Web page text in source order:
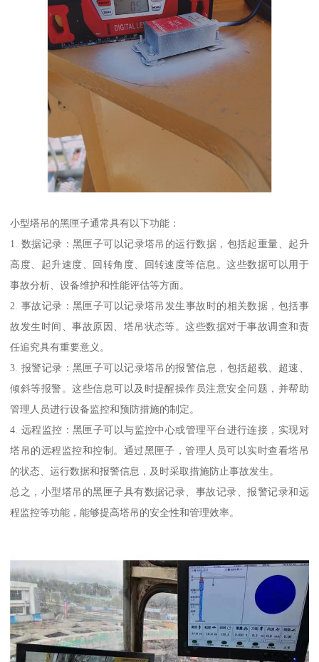
小型塔吊的黑匣子通常具有以下功能：
1. 数据记录：黑匣子可以记录塔吊的运行数据，包括起重量、起升
高度、起升速度、回转角度、回转速度等信息。这些数据可以用于
事故分析、设备维护和性能评估等方面。
2. 事故记录：黑匣子可以记录塔吊发生事故时的相关数据，包括事
故发生时间、事故原因、塔吊状态等。这些数据对于事故调查和责
任追究具有重要意义。
3. 报警记录：黑匣子可以记录塔吊的报警信息，包括超载、超速、
倾斜等报警。这些信息可以及时提醒操作员注意安全问题，并帮助
管理人员进行设备监控和预防措施的制定。
4. 远程监控：黑匣子可以与监控中心或管理平台进行连接，实现对
塔吊的远程监控和控制。通过黑匣子，管理人员可以实时查看塔吊
的状态、运行数据和报警信息，及时采取措施防止事故发生。
总之，小型塔吊的黑匣子具有数据记录、事故记录、报警记录和远
程监控等功能，能够提高塔吊的安全性和管理效率。